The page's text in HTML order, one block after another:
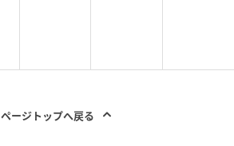
ページトップへ戻る